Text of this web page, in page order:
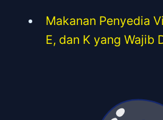
Makanan Penyedia
E, dan K yang Wajib